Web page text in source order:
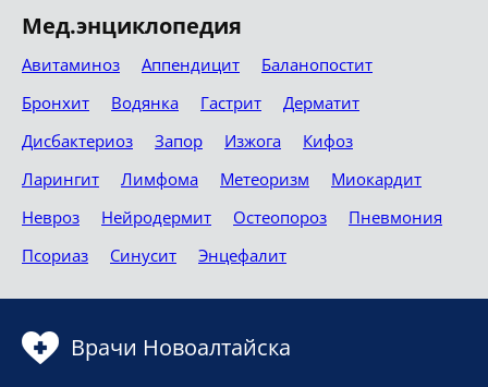
Мед.энциклопедия
Авитаминоз Аппендицит
Баланопостит
Бронхит
Водянка Гастрит
Дерматит
Дисбактериоз
Запор Изжога
Кифоз
Ларингит
Лимфома Метеоризм
Миокардит
Невроз
Нейродермит Остеопороз
Пневмония
Псориаз
Синусит Энцефалит
Врачи Новоалтайска